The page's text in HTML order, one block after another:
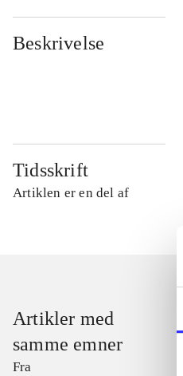
Beskrivelse
Tidsskrift
Artiklen er en del af
Artikler med
samme emner
Fra